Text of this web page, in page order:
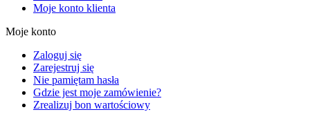
Moje konto klienta
Moje konto
Zaloguj się
Zarejestruj się
Nie pamiętam hasła
Gdzie jest moje zamówienie?
Zrealizuj bon wartościowy